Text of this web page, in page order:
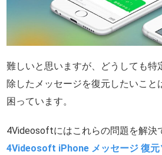
難しいと思いますが、どうしても特
除したメッセージを復元したいこと
困っています。
4Videosoftにはこれらの問題を解決
4Videosoft iPhone メッセージ 復元